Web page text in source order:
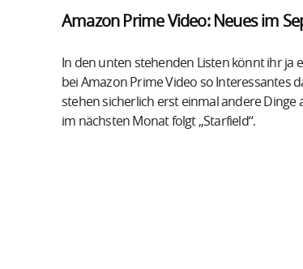
Amazon Prime Video: Neues im
In den unten stehenden Listen könnt ihr ja
bei Amazon Prime Video so Interessantes
stehen sicherlich erst einmal andere Dinge
im nächsten Monat folgt „Starfield“.